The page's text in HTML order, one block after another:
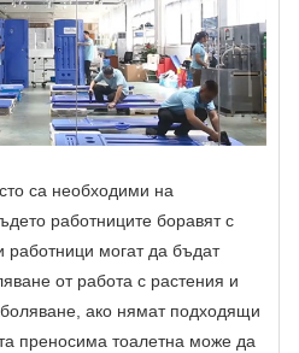
са необходими на
работниците боравят с
работници могат да бъдат
от работа с растения и
ако нямат подходящи
преносима тоалетна може да